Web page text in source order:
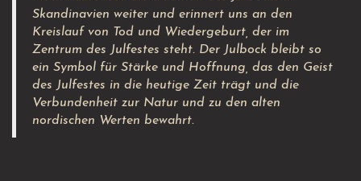
Skandinavien weiter und erinnert uns an den
Kreislauf von Tod und Wiedergeburt, der im
Zentrum des Julfestes steht. Der Julbock bleibt so
ein Symbol für Stärke und Hoffnung, das den Geist
des Julfestes in die heutige Zeit trägt und die
Verbundenheit zur Natur und zu den alten
nordischen Werten bewahrt.